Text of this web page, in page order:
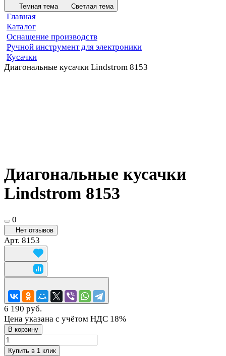
Темная тема Светлая тема
Главная
Каталог
Оснащение производств
Ручной инструмент для электроники
Кусачки
Диагональные кусачки Lindstrom 8153
Диагональные кусачки
Lindstrom 8153
0
Нет отзывов
Арт. 8153
6 190 руб.
Цена указана с учётом НДС 18%
В корзину
Купить в 1 клик